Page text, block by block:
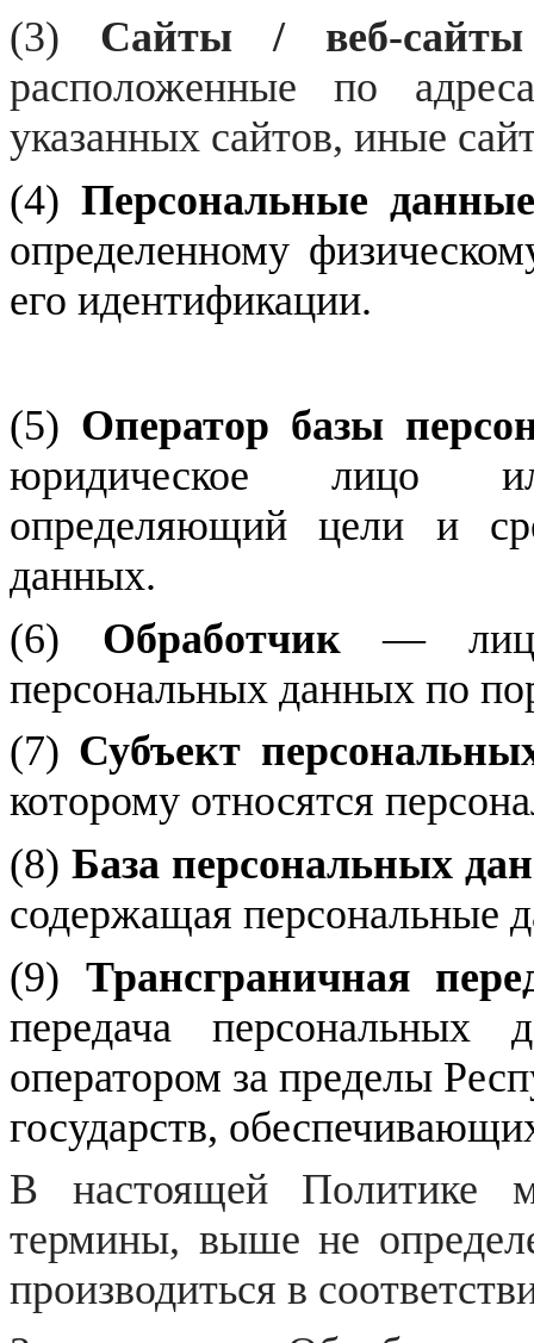
(3) Сайты / веб-сайты
расположенные по
указанных сайтов, иные
(4) Персональные данные
определенному
его идентификации.
(5) Оператор базы
юридическое лицо
определяющий цели и
данных.
(6) Обработчик— лицо,
персональных данных по
(7) Субъект
которому относятся
(8) База персональных
содержащая персональные
(9) Трансграничная
передача
оператором за пределы
государств,
В настоящей Политике
термины, выше не
производиться в